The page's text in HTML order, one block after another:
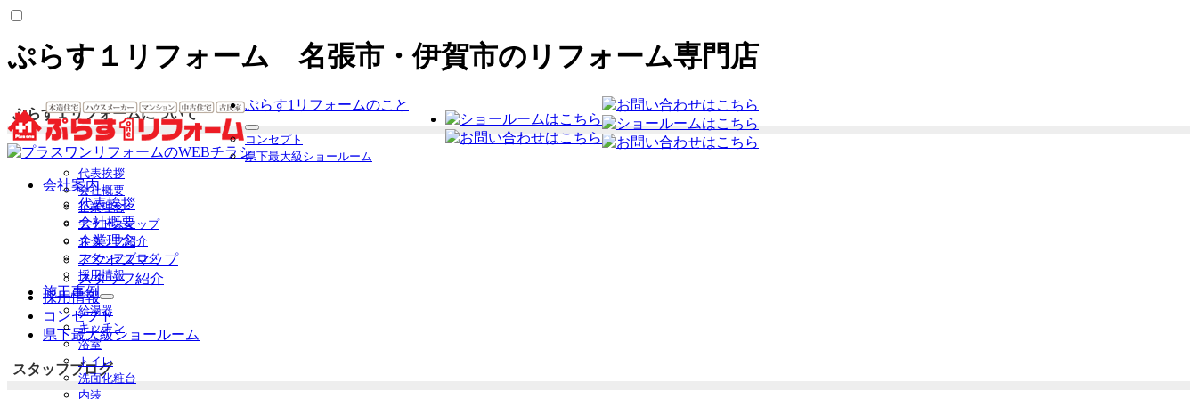
ぷらす１リフォーム 名張市・伊賀市のリフォーム専門店
ぷらす1リフォームのこと
サ
ブ
メ
コンセプト
県下最大級ショールーム
代表挨拶
会社概要
企業理念
アクセスマップ
スタッフ紹介
スタッフブログ
採用情報
施工事例
サ
ブ
メ
ュ
ー
給湯器
キッチン
浴室
トイレ
洗面化粧台
内装
ぷらす１リフォームについて
会社案内
代表挨拶
会社概要
企業理念
アクセスマップ
スタッフ紹介
採用情報
コンセプト
県下最大級ショールーム
スタッフブログ